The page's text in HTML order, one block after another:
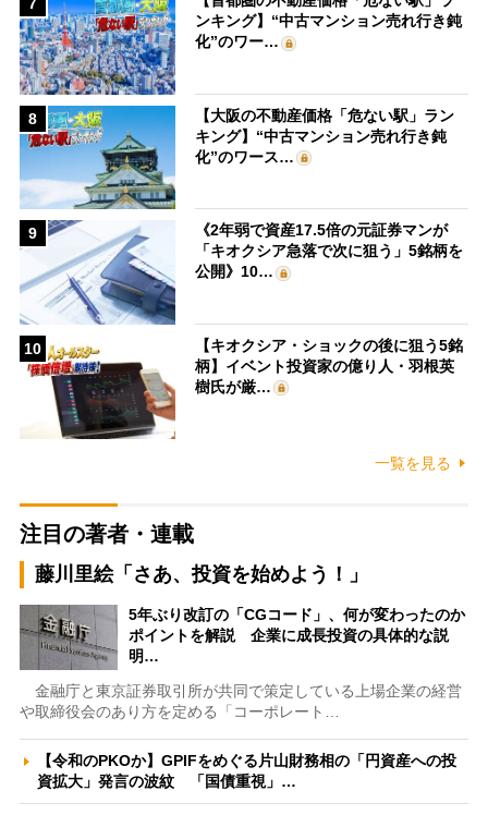
ンキング】“中古マンション売れ行き鈍
化”のワー…
8
【大阪の不動産価格「危ない駅」ラン
キング】“中古マンション売れ行き鈍
化”のワース…
9
《2年弱で資産17.5倍の元証券マンが
「キオクシア急落で次に狙う」5銘柄を
公開》10…
10
【キオクシア・ショックの後に狙う5銘
柄】イベント投資家の億り人・羽根英
樹氏が厳…
一覧を見る
注目の著者・連載
藤川里絵「さあ、投資を始めよう！」
5年ぶり改訂の「CGコード」、何が変わったのか
ポイントを解説 企業に成長投資の具体的な説
明…
金融庁と東京証券取引所が共同で策定している上場企業の経営
や取締役会のあり方を定める「コーポレート…
【令和のPKOか】GPIFをめぐる片山財務相の「円資産への投
資拡大」発言の波紋 「国債重視」…